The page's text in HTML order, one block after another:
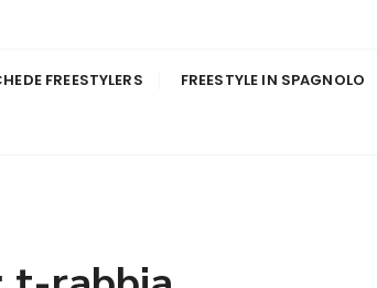
Italiano
FREESTYLERS FREESTYLE IN SPAGNOLO